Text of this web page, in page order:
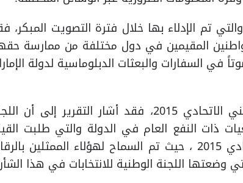
تم الإدلاء بها خلال فترة التصويت المبكر،
المقيمين في دول مختلفة من ممارسة
بكل سهولة ويسر، حيث تم الإدلاء بـ1378 صوتاً في السفارات والبعثات الدبلوماسية لدولة
أما على صعيد الرقابة على انتخابات المجلس الوطني الاتحادي 2015، فقد أشار التقرير إلى
ذات النفع العام في الدولة والتي طلبت
بعملية الرقابة على انتخابات المجلس الوطني الاتحادي 2015 ، حيث تم السماح لهؤلاء الممثلين
وضعتها اللجنة الوطنية للانتخابات في هذا